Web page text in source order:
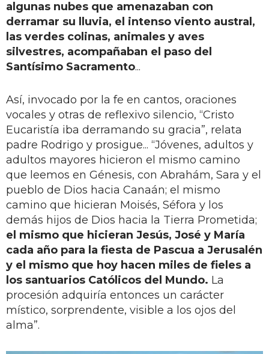
algunas nubes que amenazaban con
derramar su lluvia, el intenso viento austral,
las verdes colinas, animales y aves
silvestres, acompañaban el paso del
Santísimo Sacramento...
Así, invocado por la fe en cantos, oraciones
vocales y otras de reflexivo silencio, “Cristo
Eucaristía iba derramando su gracia”, relata
padre Rodrigo y prosigue... “Jóvenes, adultos y
adultos mayores hicieron el mismo camino
que leemos en Génesis, con Abrahám, Sara y el
pueblo de Dios hacia Canaán; el mismo
camino que hicieran Moisés, Séfora y los
demás hijos de Dios hacia la Tierra Prometida;
el mismo que hicieran Jesús, José y María
cada año para la fiesta de Pascua a Jerusalén
y el mismo que hoy hacen miles de fieles a
los santuarios Católicos del Mundo. La
procesión adquiría entonces un carácter
místico, sorprendente, visible a los ojos del
alma”.